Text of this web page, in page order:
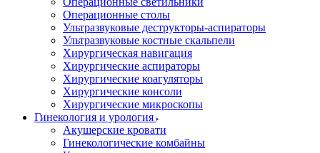
Операционные столы
Ультразвуковые деструкторы-аспираторы
Ультразвуковые костные скальпели
Хирургическая навигация
Хирургические аспираторы
Хирургические коагуляторы
Хирургические консоли
Хирургические микроскопы
Гинекология и урология
Акушерские кровати
Гинекологические комбайны